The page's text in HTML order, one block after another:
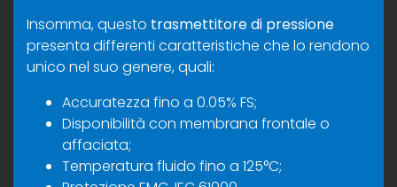
Insomma, questo trasmettitore di pressione
presenta differenti caratteristiche che lo rendono
unico nel suo genere, quali:
Accuratezza fino a 0.05% FS;
Disponibilità con membrana frontale o
affaciata;
Temperatura fluido fino a 125°C;